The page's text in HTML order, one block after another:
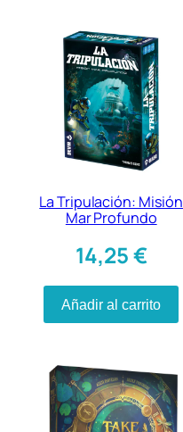
La Tripulación: Misión
Mar Profundo
14,25€
Añadir al carrito